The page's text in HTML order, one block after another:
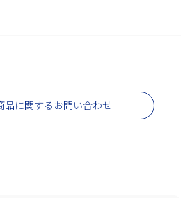
品に関するお問い合わせ